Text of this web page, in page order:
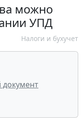
можно
УПД
Налоги и бухучет